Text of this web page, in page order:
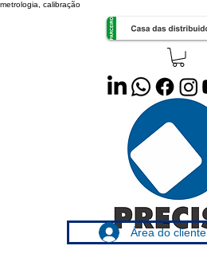
metrologia, calibração
Área do cliente